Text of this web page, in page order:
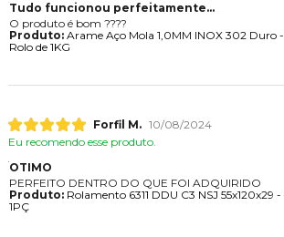
Tudo funcionou perfeitamente...
O produto é bom ????
Produto:Arame Aço Mola 1,0MM INOX 302 Duro -
Rolo de 1KG
Forfil M. 10/08/2024
Eu recomendo esse produto.
OTIMO
PERFEITO DENTRO DO QUE FOI ADQUIRIDO
Produto:Rolamento 6311 DDU C3 NSJ 55x120x29 -
1PÇ